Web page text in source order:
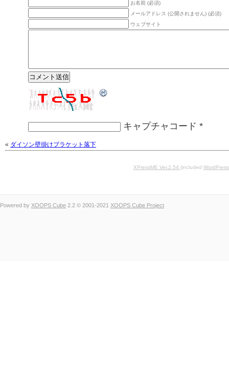
お名前 (必須)
メールアドレス (公開されません) (必須)
ウェブサイト
キャプチャコード *
« ダイソン壁掛けブラケット落下
XPressME Ver.2.54 (included
Powered by XOOPS Cube 2.2 © 2001-2021 XOOPS Cube Project